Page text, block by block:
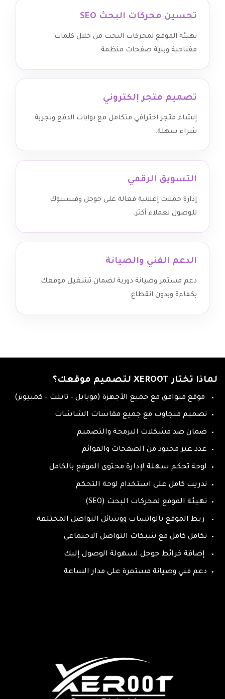
تحسين محركات البحث SEO
تهيئة الموقع لمحركات البحث من خلال كلمات
مفتاحية وبنية صفحات منظمة.
تصميم متجر إلكتروني
إنشاء متجر احترافي متكامل مع بوابات الدفع وتجربة
شراء سهلة.
التسويق الرقمي
إدارة حملات إعلانية فعالة على جوجل وفيسبوك
للوصول لعملاء أكثر.
الدعم الفني والصيانة
دعم مستمر وصيانة دورية لضمان تشغيل موقعك
بكفاءة وبدون انقطاع.
لماذا تختار XEROOT لتصميم موقعك؟
موقع متوافق مع جميع الأجهزة (موبايل – تابلت – كمبيوتر)
تصميم متجاوب مع جميع مقاسات الشاشات
ضمان ضد مشكلات البرمجة والتصميم
عدد غير محدود من الصفحات والقوائم
لوحة تحكم سهلة لإدارة محتوى الموقع بالكامل
تدريب كامل على استخدام لوحة التحكم
تهيئة الموقع لمحركات البحث (SEO)
ربط الموقع بالواتساب ووسائل التواصل المختلفة
تكامل كامل مع شبكات التواصل الاجتماعي
إضافة خرائط جوجل لسهولة الوصول إليك
دعم فني وصيانة مستمرة على مدار الساعة